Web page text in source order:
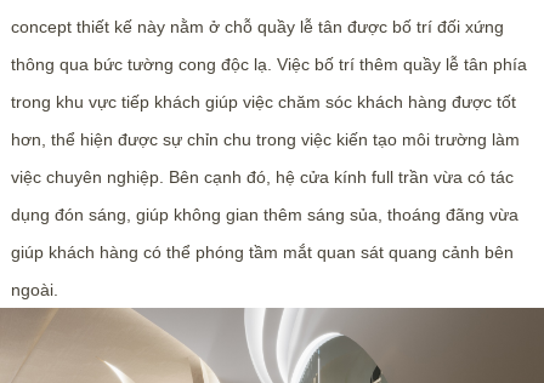
concept thiết kế này nằm ở chỗ quầy lễ tân được bố trí đối xứng
thông qua bức tường cong độc lạ. Việc bố trí thêm quầy lễ tân phía
trong khu vực tiếp khách giúp việc chăm sóc khách hàng được tốt
hơn, thể hiện được sự chỉn chu trong việc kiến tạo môi trường làm
việc chuyên nghiệp. Bên cạnh đó, hệ cửa kính full trần vừa có tác
dụng đón sáng, giúp không gian thêm sáng sủa, thoáng đãng vừa
giúp khách hàng có thể phóng tầm mắt quan sát quang cảnh bên
ngoài.